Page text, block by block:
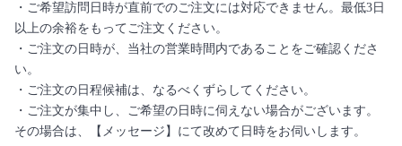
・ご希望訪問日時が直前でのご注文には対応できません。最低3日
以上の余裕をもってご注文ください。
・ご注文の日時が、当社の営業時間内であることをご確認くださ
い。
・ご注文の日程候補は、なるべくずらしてください。
・ご注文が集中し、ご希望の日時に伺えない場合がございます。
その場合は、【メッセージ】にて改めて日時をお伺いします。